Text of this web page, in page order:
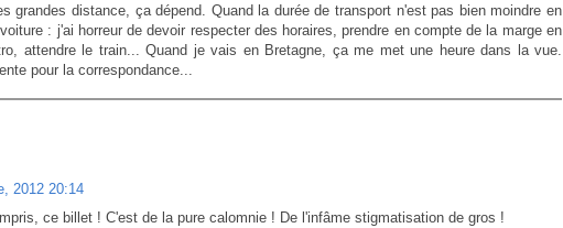
grandes distance, ça dépend. Quand la durée de transport n'est pas bien moindre en
: j'ai horreur de devoir respecter des horaires, prendre en compte de la marge en
attendre le train... Quand je vais en Bretagne, ça me met une heure dans la vue.
pour la correspondance...
2012 20:14
ce billet ! C'est de la pure calomnie ! De l'infâme stigmatisation de gros !